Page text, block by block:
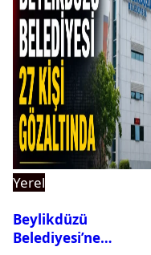
Yerel
Beylikdüzü
Belediyesi’ne